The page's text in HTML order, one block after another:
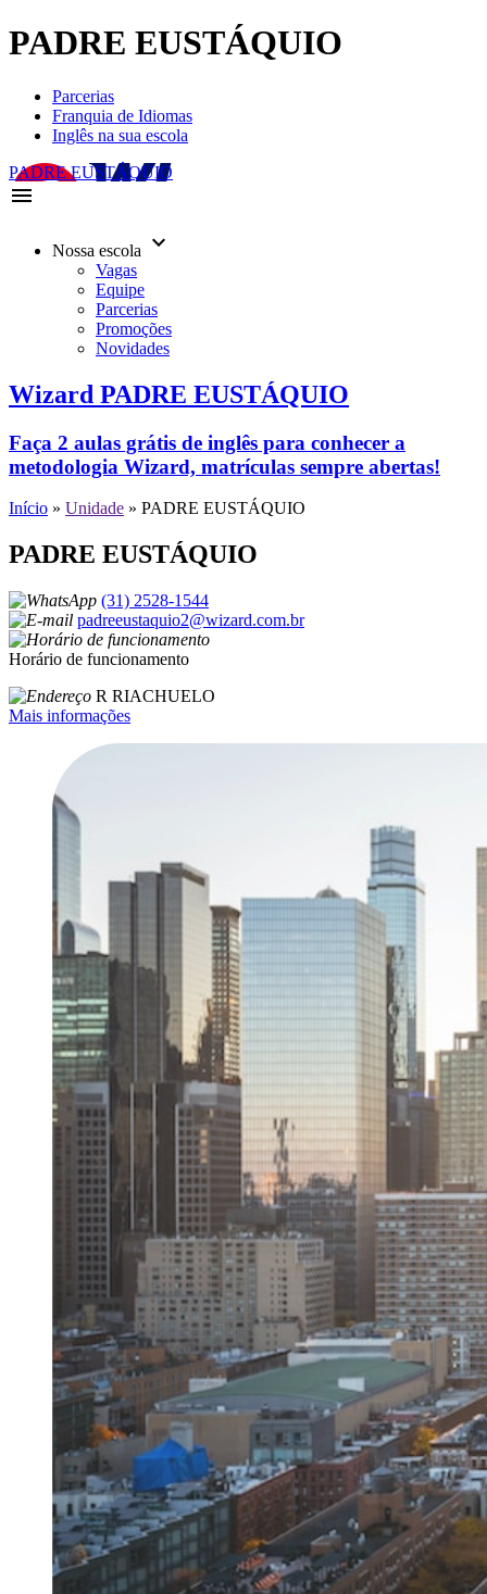
PADRE EUSTÁQUIO
Parcerias
Franquia de Idiomas
Inglês na sua escola
PADRE EUSTÁQUIO
menu
Nossa escola keyboard_arrow_down
Vagas
Equipe
Parcerias
Promoções
Novidades
Wizard PADRE EUSTÁQUIO
Faça 2 aulas grátis de inglês para conhecer a
metodologia Wizard, matrículas sempre abertas!
Início » Unidade » PADRE EUSTÁQUIO
PADRE EUSTÁQUIO
(31) 2528-1544
padreeustaquio2@wizard.com.br
Horário de funcionamento
R RIACHUELO
Mais informações